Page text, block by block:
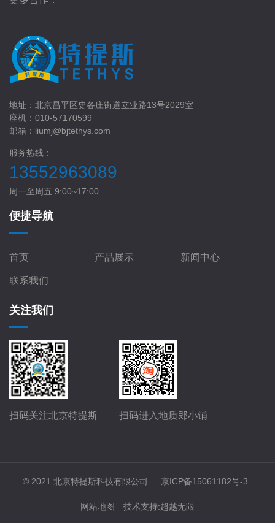
地址：北京昌平区史各庄街道立业路13号2029室
座机：010-57170599
邮箱：liumj@bjtethys.com
服务热线：
13552963089
周一至周五 9:00~17:00
便捷导航
首页 产品展示 新闻中心
联系我们
关注我们
扫码关注北京特提斯 扫码进入地质郎小铺
© 2021 北京特提斯科技有限公司 京ICP备15061182号-3
网站地图 技术支持:超越无限